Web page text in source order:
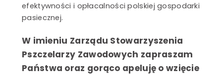
efektywności i opłacalności polskiej gospodarki
pasiecznej.
W imieniu Zarządu Stowarzyszenia
Pszczelarzy Zawodowych zapraszam
Państwa oraz gorąco apeluję o wzięcie